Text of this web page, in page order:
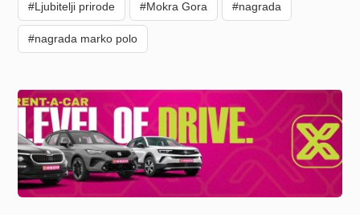
#Ljubitelji prirode #Mokra Gora #nagrada
#nagrada marko polo